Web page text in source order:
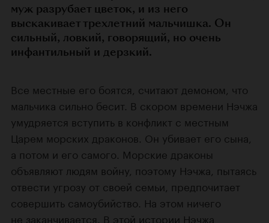
муж разрубает цветок, и из него
выскакивает трехлетний мальчишка. Он
сильный, ловкий, говорящий, но очень
инфантильный и дерзкий.
Все местные его боятся, считают демоном, что
мальчика сильно бесит. В скором времени Нэчжа
умудряется вступить в конфликт с местным
Царем морских драконов. Он убивает его сына,
а потом и его самого. Морские драконы
объявляют людям войну, поэтому Нэчжа, пытаясь
отвести угрозу от своей семьи, предпочитает
совершить самоубийство. На этом ничего
не заканчивается. В этой истории Нэчжа